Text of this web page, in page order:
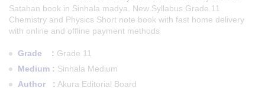
Satahan book in Sinhala madya. New Syllabus Grade 11
Chemistry and Physics Short note book with fast home delivery
with online and offline payment methods
Grade : Grade 11
Medium : Sinhala Medium
Author : Akura Editorial Board